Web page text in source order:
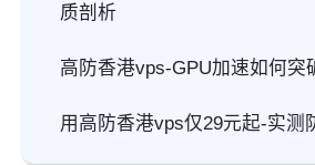
质剖析
高防香港vps-GPU加速如何突
用高防香港vps仅29元起-实测